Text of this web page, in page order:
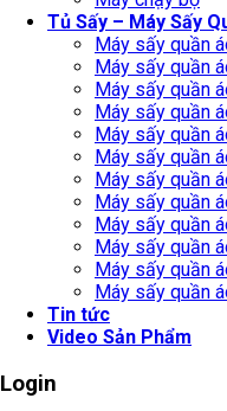
Tủ Sấy – Máy Sấy
Máy sấy quần
Máy sấy quần
Máy sấy quần
Máy sấy quần
Máy sấy quần
Máy sấy quần
Máy sấy quần
Máy sấy quần
Máy sấy quần
Máy sấy quần
Máy sấy quần
Máy sấy quần
Tin tức
Video Sản Phẩm
Login